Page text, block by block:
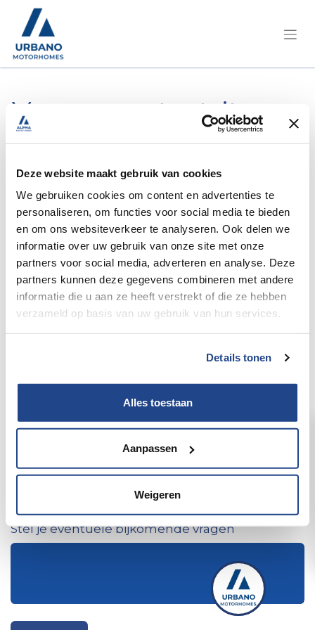
Deze website maakt gebruik van cookies
We gebruiken cookies om content en advertenties te
personaliseren, om functies voor social media te bieden
en om ons websiteverkeer te analyseren. Ook delen we
informatie over uw gebruik van onze site met onze
partners voor social media, adverteren en analyse. Deze
partners kunnen deze gegevens combineren met andere
informatie die u aan ze heeft verstrekt of die ze hebben
verzameld op basis van uw gebruik van hun services.
Details tonen
Alles toestaan
Aanpassen
Weigeren
Vraag een testrit aan,
of meer info.
Pilote/P690GJ Expression Fiat
140PK/Geen kenteken
Naam*
Ik wil een afspraak
Stel je eventuele bijkomende vragen